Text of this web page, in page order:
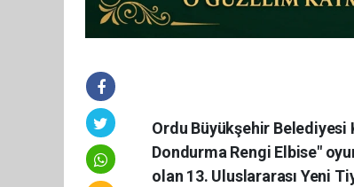
Ordu Büyükşehir Belediyesi
Dondurma Rengi Elbise"
olan 13. Uluslararası Yeni